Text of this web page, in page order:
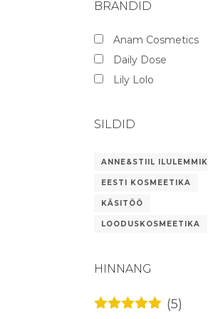
BRÄNDID
Anam Cosmetics
Daily Dose
Lily Lolo
SILDID
ANNE&STIIL ILULEMMIK
EESTI KOSMEETIKA
KÄSITÖÖ
LOODUSKOSMEETIKA
HINNANG
(5)